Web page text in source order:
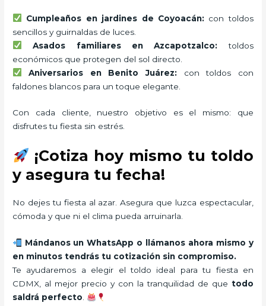
Cumpleaños en jardines de Coyoacán: con toldos
sencillos y guirnaldas de luces.
Asados familiares en Azcapotzalco: toldos
económicos que protegen del sol directo.
Aniversarios en Benito Juárez: con toldos con
faldones blancos para un toque elegante.
Con cada cliente, nuestro objetivo es el mismo: que
disfrutes tu fiesta sin estrés.
¡Cotiza hoy mismo tu toldo
y asegura tu fecha!
No dejes tu fiesta al azar. Asegura que luzca espectacular,
cómoda y que ni el clima pueda arruinarla.
Mándanos un WhatsApp o llámanos ahora mismo y
en minutos tendrás tu cotización sin compromiso.
Te ayudaremos a elegir el toldo ideal para tu fiesta en
CDMX, al mejor precio y con la tranquilidad de que todo
saldrá perfecto